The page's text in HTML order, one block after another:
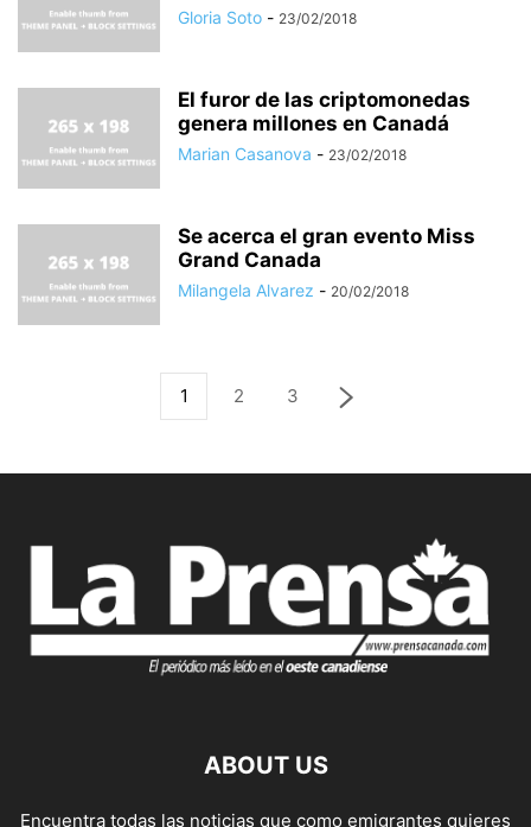
Gloria Soto - 23/02/2018
El furor de las criptomonedas
genera millones en Canadá
Marian Casanova - 23/02/2018
Se acerca el gran evento Miss
Grand Canada
Milangela Alvarez - 20/02/2018
1 2 3
ABOUT US
Encuentra todas las noticias que como emigrantes quieres